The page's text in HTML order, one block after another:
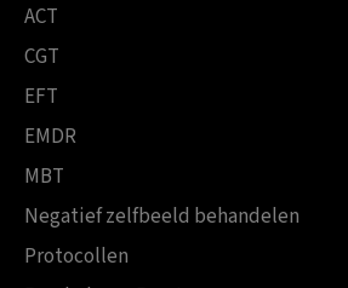
ACT
CGT
EFT
EMDR
MBT
Negatief zelfbeeld behandelen
Protocollen